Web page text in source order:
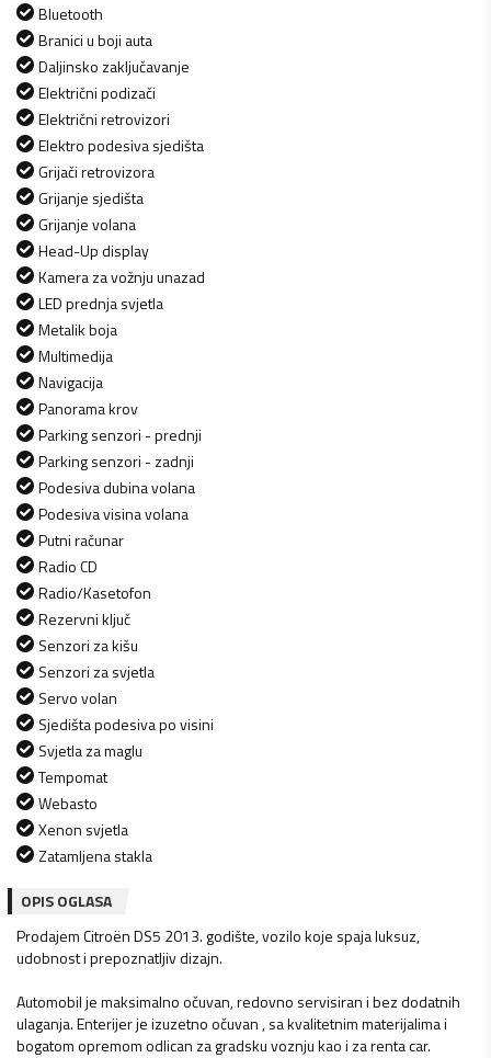
Bluetooth
Branici u boji auta
Daljinsko zaključavanje
Električni podizači
Električni retrovizori
Elektro podesiva sjedišta
Grijači retrovizora
Grijanje sjedišta
Grijanje volana
Head-Up display
Kamera za vožnju unazad
LED prednja svjetla
Metalik boja
Multimedija
Navigacija
Panorama krov
Parking senzori - prednji
Parking senzori - zadnji
Podesiva dubina volana
Podesiva visina volana
Putni računar
Radio CD
Radio/Kasetofon
Rezervni ključ
Senzori za kišu
Senzori za svjetla
Servo volan
Sjedišta podesiva po visini
Svjetla za maglu
Tempomat
Webasto
Xenon svjetla
Zatamljena stakla
OPIS OGLASA
Prodajem Citroën DS5 2013. godište, vozilo koje spaja luksuz,
udobnost i prepoznatljiv dizajn.
Automobil je maksimalno očuvan, redovno servisiran i bez dodatnih
ulaganja. Enterijer je izuzetno očuvan , sa kvalitetnim materijalima i
bogatom opremom odlican za gradsku voznju kao i za renta car.